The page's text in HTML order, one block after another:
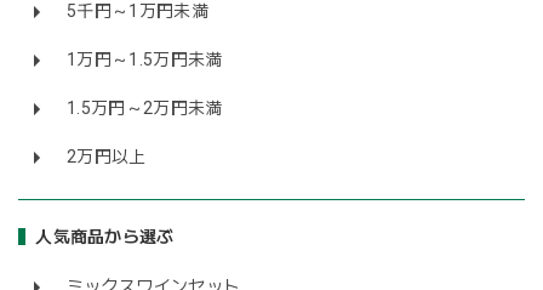
5千円～1万円未満
1万円～1.5万円未満
1.5万円～2万円未満
2万円以上
人気商品から選ぶ